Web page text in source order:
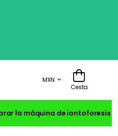
MXN
Cesta
la máquina de iontoforesis